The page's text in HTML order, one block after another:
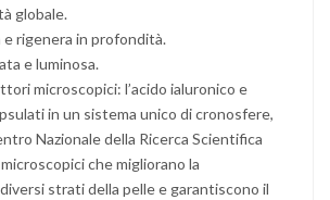
globale.
rigenera in profondità.
e luminosa.
microscopici: l’acido ialuronico e
in un sistema unico di cronosfere,
Nazionale della Ricerca Scientifica
che migliorano la
strati della pelle e garantiscono il